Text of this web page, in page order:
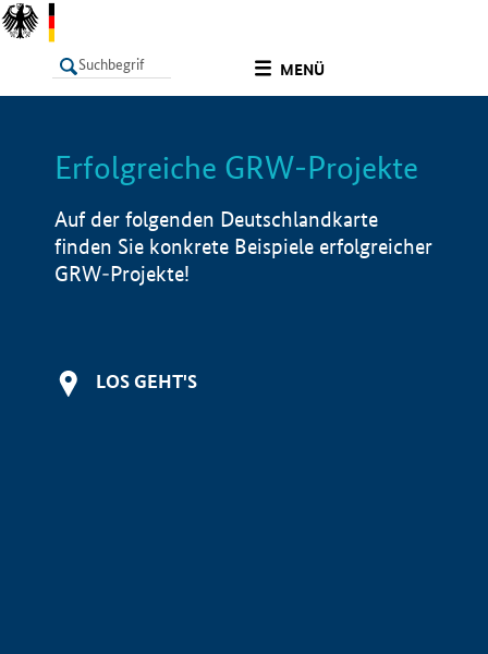
MENÜ
LISTE Info
Erfolgreiche GRW-Projekte
Auf der folgenden Deutschlandkarte
finden Sie konkrete Beispiele erfolgreicher
GRW-Projekte!
LOS GEHT'S